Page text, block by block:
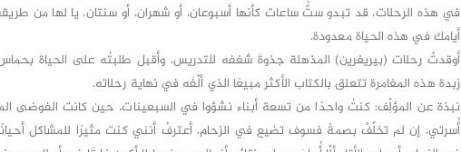
في هذه الرحلات، قد تبدو ستُّ ساعات كأنها أسبوعان، أو شهران، أو سنتان. يا لها من
أيامك في هذه الحياة معدودة.
أوقدتْ رحلات (بيريغرين) المذهلة جذوةَ شغفه للتدريس، وأقبل طلبتُه على الحياة
زبدة هذه المغامرة تتعلق بالكتاب الأكثر مبيعًا الذي ألّفَه في نهاية رحلاته.
نبذة عن المؤلِّف: كنتُ واحدًا من تسعة أبناء نشؤوا في السبعينات، حين كانت الفوضى
أُسرتي. إن لم تخلّفْ بصمةً فسوف تضيع في الزحام. أعترفُ أنني كنت مثيرًا للمشاكل